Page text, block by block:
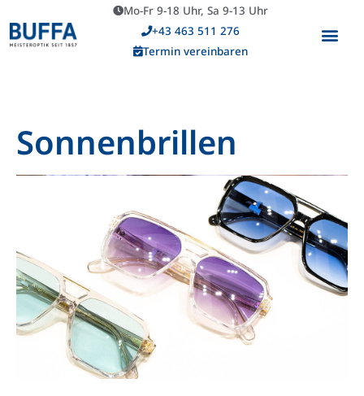
Mo-Fr 9-18 Uhr, Sa 9-13 Uhr
+43 463 511 276
Termin vereinbaren
Sonnenbrillen